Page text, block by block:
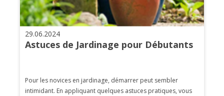
29.06.2024
Astuces de Jardinage pour Débutants
Pour les novices en jardinage, démarrer peut sembler
intimidant. En appliquant quelques astuces pratiques, vous